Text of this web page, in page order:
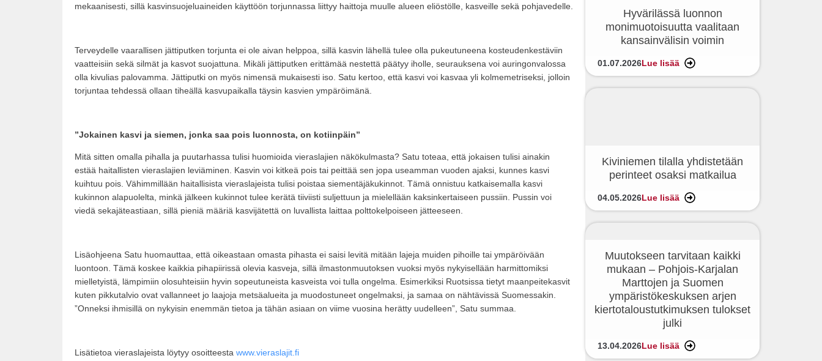
mekaanisesti, sillä kasvinsuojeluaineiden käyttöön torjunnassa liittyy haittoja muulle alueen eliöstölle, kasveille sekä pohjavedelle.
Terveydelle vaarallisen jättiputken torjunta ei ole aivan helppoa, sillä kasvin lähellä tulee olla pukeutuneena kosteudenkestäviin
vaatteisiin sekä silmät ja kasvot suojattuna. Mikäli jättiputken erittämää nestettä päätyy iholle, seurauksena voi auringonvalossa
olla kivulias palovamma. Jättiputki on myös nimensä mukaisesti iso. Satu kertoo, että kasvi voi kasvaa yli kolmemetriseksi, jolloin
torjuntaa tehdessä ollaan tiheällä kasvupaikalla täysin kasvien ympäröimänä.
”Jokainen kasvi ja siemen, jonka saa pois luonnosta, on kotiinpäin”
Mitä sitten omalla pihalla ja puutarhassa tulisi huomioida vieraslajien näkökulmasta? Satu toteaa, että jokaisen tulisi ainakin
estää haitallisten vieraslajien leviäminen. Kasvin voi kitkeä pois tai peittää sen jopa useamman vuoden ajaksi, kunnes kasvi
kuihtuu pois. Vähimmillään haitallisista vieraslajeista tulisi poistaa siementäjäkukinnot. Tämä onnistuu katkaisemalla kasvi
kukinnon alapuolelta, minkä jälkeen kukinnot tulee kerätä tiiviisti suljettuun ja mielellään kaksinkertaiseen pussiin. Pussin voi
viedä sekajäteastiaan, sillä pieniä määriä kasvijätettä on luvallista laittaa polttokelpoiseen jätteeseen.
Lisäohjeena Satu huomauttaa, että oikeastaan omasta pihasta ei saisi levitä mitään lajeja muiden pihoille tai ympäröivään
luontoon. Tämä koskee kaikkia pihapiirissä olevia kasveja, sillä ilmastonmuutoksen vuoksi myös nykyisellään harmittomiksi
mielletyistä, lämpimiin olosuhteisiin hyvin sopeutuneista kasveista voi tulla ongelma. Esimerkiksi Ruotsissa tietyt maanpeitekasvit
kuten pikkutalvio ovat vallanneet jo laajoja metsäalueita ja muodostuneet ongelmaksi, ja samaa on nähtävissä Suomessakin.
”Onneksi ihmisillä on nykyisin enemmän tietoa ja tähän asiaan on viime vuosina herätty uudelleen”, Satu summaa.
Lisätietoa vieraslajeista löytyy osoitteesta www.vieraslajit.fi
Hyvärilässä luonnon
monimuotoisuutta vaalitaan
kansainvälisin voimin
01.07.2026Lue lisää
Kiviniemen tilalla yhdistetään
perinteet osaksi matkailua
04.05.2026Lue lisää
Muutokseen tarvitaan kaikki
mukaan – Pohjois-Karjalan
Marttojen ja Suomen
ympäristökeskuksen arjen
kiertotaloustutkimuksen tulokset
julki
13.04.2026Lue lisää